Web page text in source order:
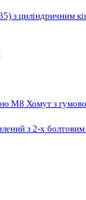
з циліндричним
M8 Хомут з
з 2-х